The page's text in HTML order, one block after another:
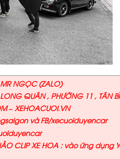
MR NGỌC (ZALO)
QUÂN , PHƯỜNG 11 , TÂN
– XEHOACUOI.VN
và FB/xecuoiduyencar
CLIP XE HOA : vào ứng